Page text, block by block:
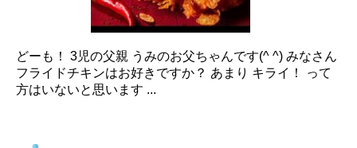
どーも！ 3児の父親 うみのお父ちゃんです(^ ^) みなさん
フライドチキンはお好きですか？ あまり キライ！ って
方はいないと思います ...